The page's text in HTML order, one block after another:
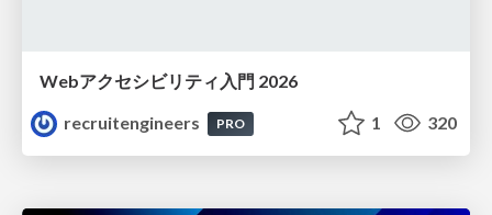
Webアクセシビリティ入門 2026
recruitengineers
PRO 1 320